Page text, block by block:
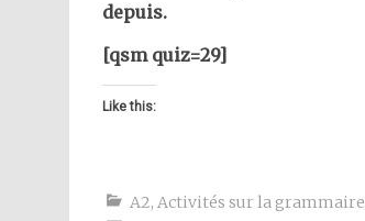
depuis.
[qsm quiz=29]
Like this:
A2, Activités sur la grammaire